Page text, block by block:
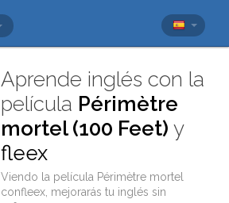
Aprende inglés con la
película Périmètre
mortel (100 Feet) y
fleex
Viendo la película Périmètre mortel
confleex , mejorarás tu inglés sin